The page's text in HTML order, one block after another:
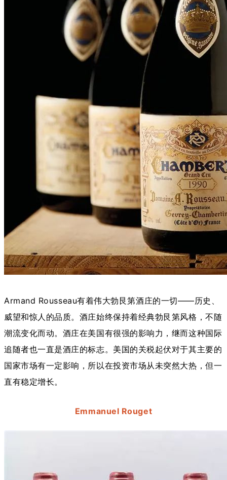
Armand Rousseau有着伟大勃艮第酒庄的一切——历史、
威望和惊人的品质。酒庄始终保持着经典勃艮第风格，不随
潮流变化而动。酒庄在美国有很强的影响力，继而这种国际
追随者也一直是酒庄的标志。美国的关税起伏对于其主要的
国家市场有一定影响，所以在投资市场从未突然大热，但一
直有稳定增长。
Emmanuel Rouget